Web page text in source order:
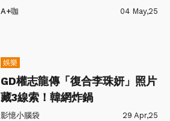
A+咖 04 May,25
娛樂
GD權志龍傳「復合李珠妍」照片
藏3線索！韓網炸鍋
影憶小腦袋 29 Apr,25